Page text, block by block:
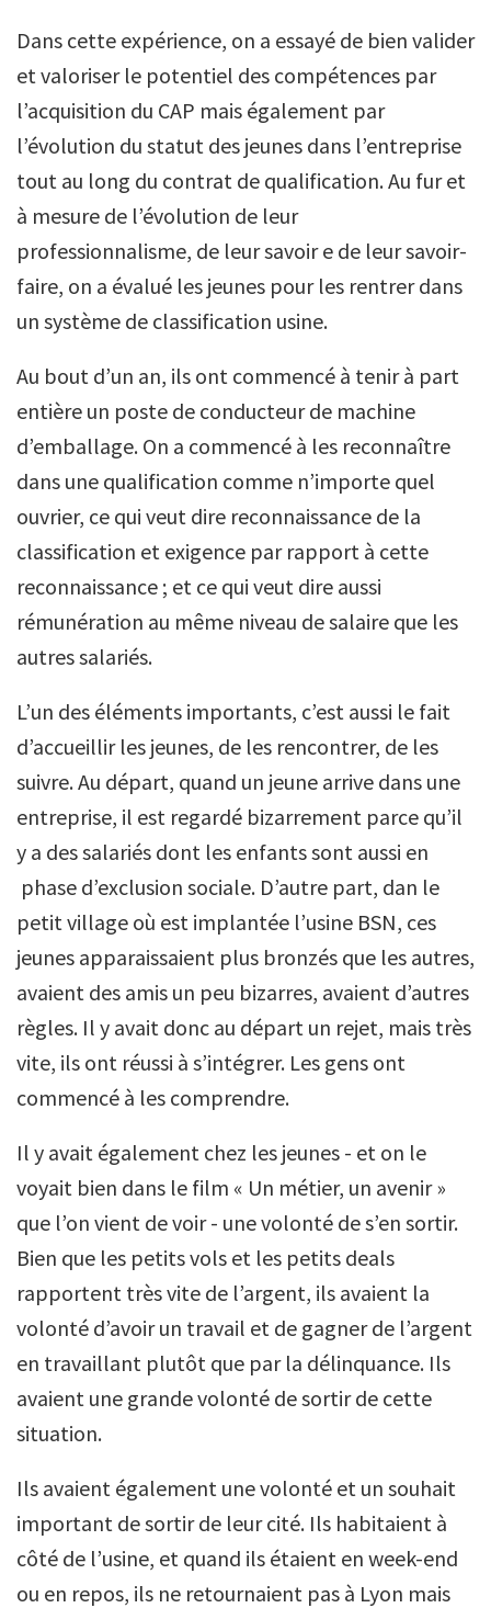
Dans cette expérience, on a essayé de bien valider
et valoriser le potentiel des compétences par
l’acquisition du CAP mais également par
l’évolution du statut des jeunes dans l’entreprise
tout au long du contrat de qualification. Au fur et
à mesure de l’évolution de leur
professionnalisme, de leur savoir e de leur savoir-
faire, on a évalué les jeunes pour les rentrer dans
un système de classification usine.
Au bout d’un an, ils ont commencé à tenir à part
entière un poste de conducteur de machine
d’emballage. On a commencé à les reconnaître
dans une qualification comme n’importe quel
ouvrier, ce qui veut dire reconnaissance de la
classification et exigence par rapport à cette
reconnaissance ; et ce qui veut dire aussi
rémunération au même niveau de salaire que les
autres salariés.
L’un des éléments importants, c’est aussi le fait
d’accueillir les jeunes, de les rencontrer, de les
suivre. Au départ, quand un jeune arrive dans une
entreprise, il est regardé bizarrement parce qu’il
y a des salariés dont les enfants sont aussi en
phase d’exclusion sociale. D’autre part, dan le
petit village où est implantée l’usine BSN, ces
jeunes apparaissaient plus bronzés que les autres,
avaient des amis un peu bizarres, avaient d’autres
règles. Il y avait donc au départ un rejet, mais très
vite, ils ont réussi à s’intégrer. Les gens ont
commencé à les comprendre.
Il y avait également chez les jeunes - et on le
voyait bien dans le film « Un métier, un avenir »
que l’on vient de voir - une volonté de s’en sortir.
Bien que les petits vols et les petits deals
rapportent très vite de l’argent, ils avaient la
volonté d’avoir un travail et de gagner de l’argent
en travaillant plutôt que par la délinquance. Ils
avaient une grande volonté de sortir de cette
situation.
Ils avaient également une volonté et un souhait
important de sortir de leur cité. Ils habitaient à
côté de l’usine, et quand ils étaient en week-end
ou en repos, ils ne retournaient pas à Lyon mais